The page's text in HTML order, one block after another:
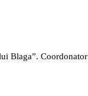
Blaga”.